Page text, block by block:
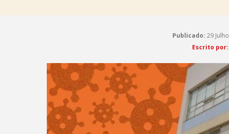
Publicado: 29
Escrito por: